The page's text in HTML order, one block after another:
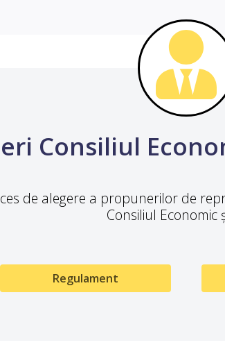
Consiliul
de alegere a propunerilor de
Consiliul Economic
Regulament